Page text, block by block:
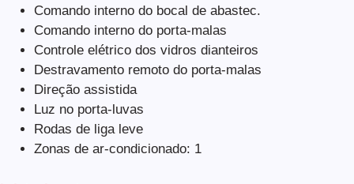
Comando interno do bocal de abastec.
Comando interno do porta-malas
Controle elétrico dos vidros dianteiros
Destravamento remoto do porta-malas
Direção assistida
Luz no porta-luvas
Rodas de liga leve
Zonas de ar-condicionado: 1